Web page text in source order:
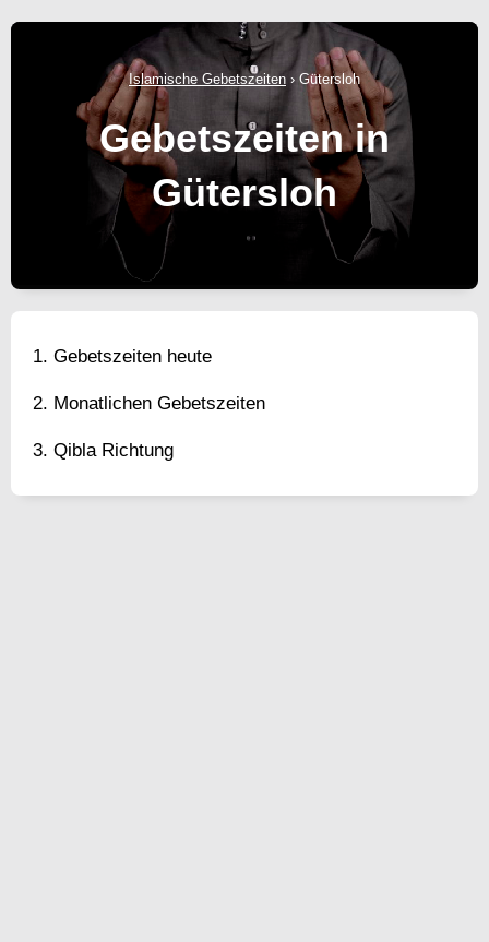
Islamische Gebetszeiten › Gütersloh
Gebetszeiten in
Gütersloh
Gebetszeiten heute
Monatlichen Gebetszeiten
Qibla Richtung